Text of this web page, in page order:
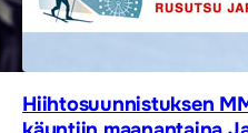
Hiihtosuunnistuksen